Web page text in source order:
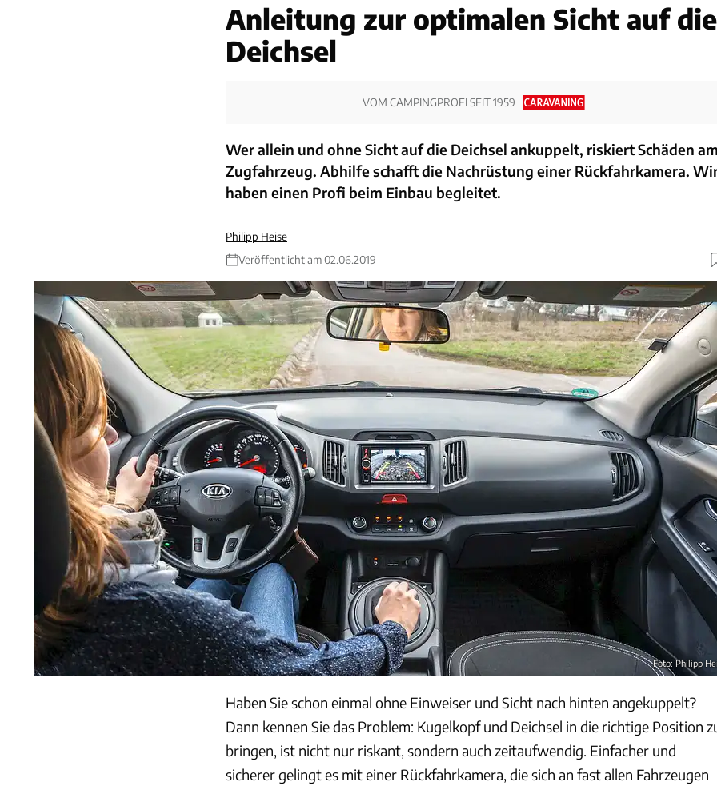
Anleitung zur optimalen Sicht auf die
Deichsel
VOM CAMPINGPROFI SEIT 1959
Wer allein und ohne Sicht auf die Deichsel ankuppelt, riskiert Schäden
Zugfahrzeug. Abhilfe schafft die Nachrüstung einer Rückfahrkamera.
haben einen Profi beim Einbau begleitet.
Philipp Heise
Veröffentlicht am 02.06.2019
Foto: Philipp
Haben Sie schon einmal ohne Einweiser und Sicht nach hinten angekuppelt?
Dann kennen Sie das Problem: Kugelkopf und Deichsel in die richtige Position
bringen, ist nicht nur riskant, sondern auch zeitaufwendig. Einfacher und
sicherer gelingt es mit einer Rückfahrkamera, die sich an fast allen Fahrzeugen